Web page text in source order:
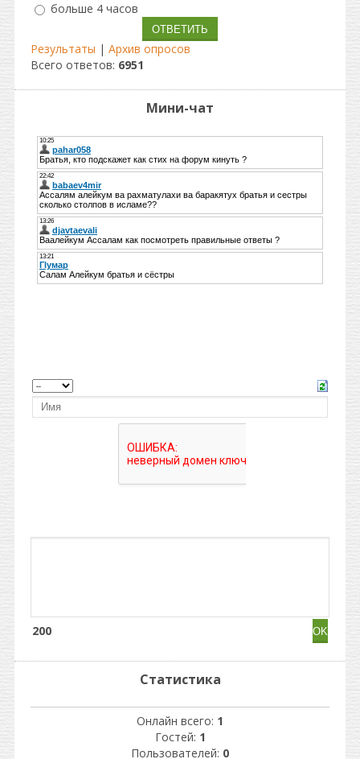
больше 4 часов
Результаты | Архив опросов
Всего ответов: 6951
Мини-чат
200
Статистика
Онлайн всего: 1
Гостей: 1
Пользователей: 0